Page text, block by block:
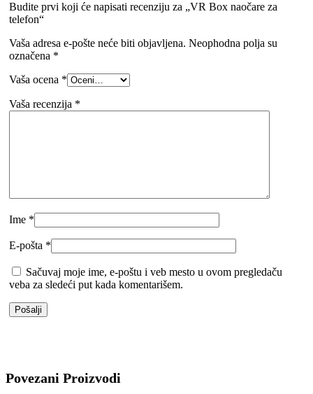
Budite prvi koji će napisati recenziju za „VR Box naočare za
telefon“
Vaša adresa e-pošte neće biti objavljena. Neophodna polja su
označena *
Vaša ocena *
Vaša recenzija *
Ime *
E-pošta *
Sačuvaj moje ime, e-poštu i veb mesto u ovom pregledaču
veba za sledeći put kada komentarišem.
Povezani Proizvodi